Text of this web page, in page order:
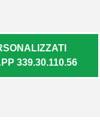
339.30.110.56